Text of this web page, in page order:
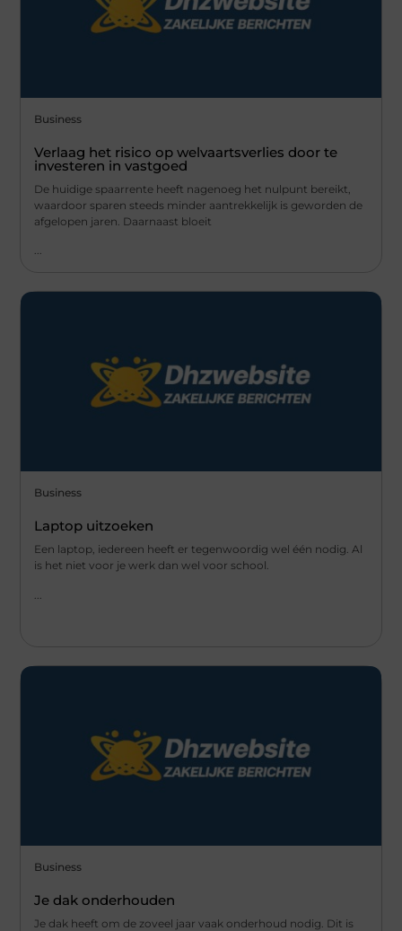
Business
Verlaag het risico op welvaartsverlies door te
investeren in vastgoed
De huidige spaarrente heeft nagenoeg het nulpunt bereikt,
waardoor sparen steeds minder aantrekkelijk is geworden de
afgelopen jaren. Daarnaast bloeit
...
Business
Laptop uitzoeken
Een laptop, iedereen heeft er tegenwoordig wel één nodig. Al
is het niet voor je werk dan wel voor school.
Business
Je dak onderhouden
Je dak heeft om de zoveel jaar vaak onderhoud nodig. Dit is